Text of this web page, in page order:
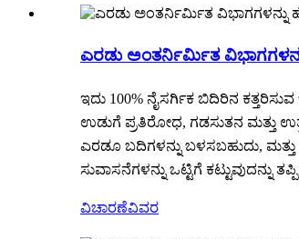
ಎರಡು ಅಂತರ್ನಿರ್ಮಿತ
ಇದು 100% ನೈಸರ್ಗಿಕ ಬಿದಿರಿನ
ಉಡುಗೆ ಪ್ರತಿರೋಧ, ಗಡಸುತನ ಮತ್ತು
ಎರಡೂ ಬದಿಗಳನ್ನು ಬಳಸಬಹುದು, ಮತ್ತು
ಸುವಾಸನೆಗಳನ್ನು ಒಟ್ಟಿಗೆ ಕಟ್ಟುವುದನ್ನು
ವಿಚಾರಣೆವಿವರ